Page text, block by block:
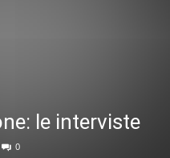
le interviste
0